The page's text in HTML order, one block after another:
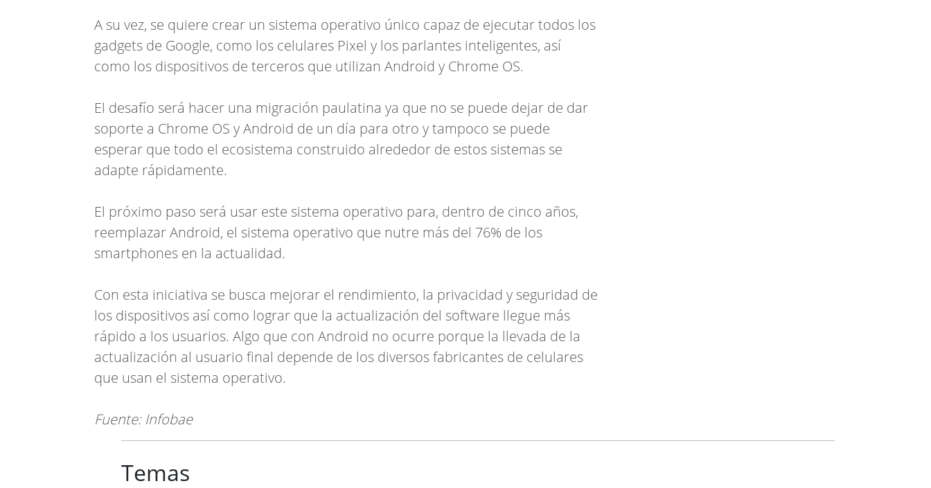
A su vez, se quiere crear un sistema operativo único capaz de ejecutar todos los
gadgets de Google, como los celulares Pixel y los parlantes inteligentes, así
como los dispositivos de terceros que utilizan Android y Chrome OS.
El desafío será hacer una migración paulatina ya que no se puede dejar de dar
soporte a Chrome OS y Android de un día para otro y tampoco se puede
esperar que todo el ecosistema construido alrededor de estos sistemas se
adapte rápidamente.
El próximo paso será usar este sistema operativo para, dentro de cinco años,
reemplazar Android, el sistema operativo que nutre más del 76% de los
smartphones en la actualidad.
Con esta iniciativa se busca mejorar el rendimiento, la privacidad y seguridad de
los dispositivos así como lograr que la actualización del software llegue más
rápido a los usuarios. Algo que con Android no ocurre porque la llevada de la
actualización al usuario final depende de los diversos fabricantes de celulares
que usan el sistema operativo.
Fuente: Infobae
Temas